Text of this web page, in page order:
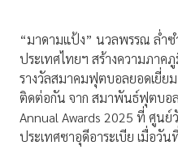
“มาดามแป้ง” นวลพรรณ ล่ำ
ประเทศไทยฯ สร้างความภาค
รางวัลสมาคมฟุตบอลยอดเยี่ย
ติดต่อกัน จาก สมาพันธ์ฟุตบอล
Annual Awards 2025 ที่ ศูนย์
ประเทศซาอุดีอาระเบีย เมื่อวั